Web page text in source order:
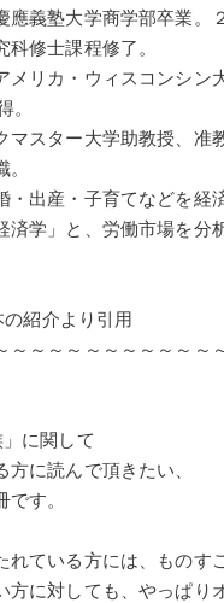
應義塾大学商学部卒業。
科修士課程修了。
メリカ・ウィスコンシン
。
マスター大学助教授、准
・出産・子育てなどを経
済学」と、労働市場を分
紹介より引用
～～～～～～～～～～～
に関して
方に読んで頂きたい、
です。
れている方には、ものす
方に対しても、やっぱり